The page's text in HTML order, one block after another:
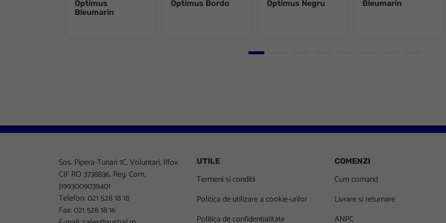
Optimus
Bleumarin
Optimus Bordo
Optimus Negru
Bleumarin
Go to slide 1
Sos. Pipera-Tunari 1C, Voluntari, Ilfov.
CIF RO 3738836, Reg. Com.
J1993009039401
Telefon: 021 528 18 18
Fax: 021 528 18 16
UTILE
Termeni si conditii
Politica de utilizare a cookie-urilor
Politica de confidentialitate
COMENZI
Cum comand
Livrare si returnare
ANPC